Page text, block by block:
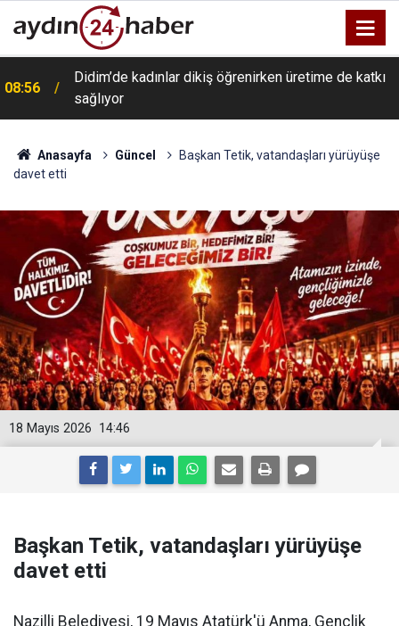
08:56
Didim’de kadınlar dikiş öğrenirken üretime de katkı
sağlıyor
Anasayfa Güncel
Başkan Tetik, vatandaşları yürüyüşe
davet etti
14:46
18 Mayıs 2026
Başkan Tetik, vatandaşları yürüyüşe
davet etti
Nazilli Belediyesi, 19 Mayıs Atatürk'ü Anma, Gençlik